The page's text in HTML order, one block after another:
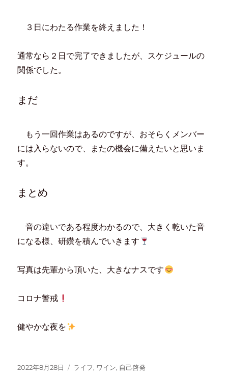
３日にわたる作業を終えました！
通常なら２日で完了できましたが、スケジュールの
関係でした。
まだ
もう一回作業はあるのですが、おそらくメンバー
には入らないので、またの機会に備えたいと思いま
す。
まとめ
音の違いである程度わかるので、大きく乾いた音
になる様、研鑽を積んでいきます
写真は先輩から頂いた、大きなナスです
コロナ警戒
健やかな夜を
2022年8月28日 ライフ, ワイン, 自己啓発